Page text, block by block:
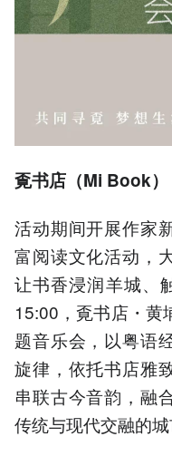
覔书店（Mi Book）
活动期间开展作家
富阅读文化活动，
让书香浸润羊城、
15:00，覔书店・黄
题音乐会，以粤语
旋律，依托书店雅
串联古今音韵，融
传统与现代交融的城